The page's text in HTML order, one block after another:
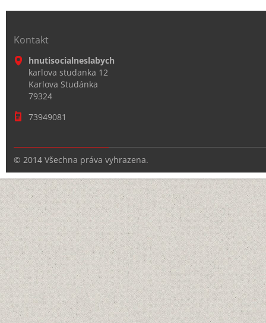
Kontakt
hnutisocialneslabych
karlova studanka 12
Karlova Studánka
79324
73949081
© 2014 Všechna práva vyhrazena.